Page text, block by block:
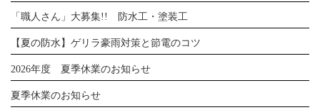
「職人さん」大募集!! 防水工・塗装工
【夏の防水】ゲリラ豪雨対策と節電のコツ
2026年度 夏季休業のお知らせ
夏季休業のお知らせ